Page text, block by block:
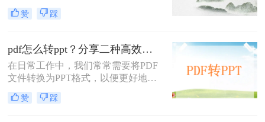
地展示内容或进行编辑。幸运的是，
有许多免费的方法可以帮助我们实现
免费呢？本文将介绍两种常用的免费
PDF转PPT的方法。
赞 踩
pdf怎么转ppt？分享二种高效转换方法！
在日常工作中，我们常常需要将PDF
文件转换为PPT格式，以便更好地进
行编辑、展示和分享。虽然市面上有
许多在线工具和软件可以实现这一需
赞 踩